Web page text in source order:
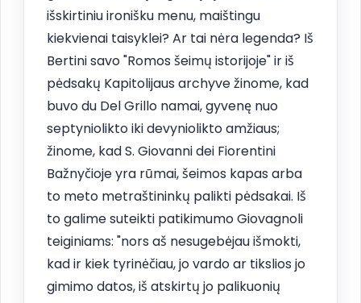
išskirtiniu ironišku menu, maištingu
kiekvienai taisyklei? Ar tai nėra legenda? Iš
Bertini savo "Romos šeimų istorijoje" ir iš
pėdsakų Kapitolijaus archyve žinome, kad
buvo du Del Grillo namai, gyvenę nuo
septyniolikto iki devyniolikto amžiaus;
žinome, kad S. Giovanni dei Fiorentini
Bažnyčioje yra rūmai, šeimos kapas arba
to meto metraštininkų palikti pėdsakai. Iš
to galime suteikti patikimumo Giovagnoli
teiginiams: "nors aš nesugebėjau išmokti,
kad ir kiek tyrinėčiau, jo vardo ar tikslios jo
gimimo datos, iš atskirtų jo palikuonių